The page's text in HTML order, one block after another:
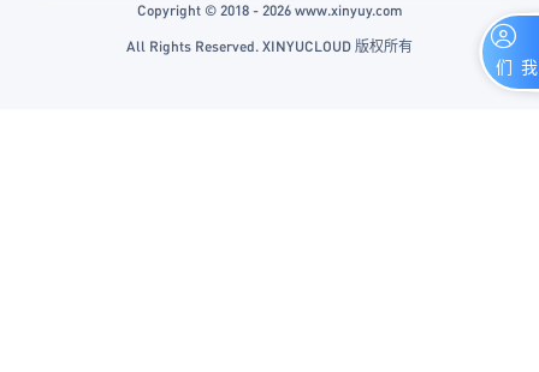
Copyright © 2018 - 2026 www.xinyuy.com
All Rights Reserved. XINYUCLOUD 版权所有
联系我们